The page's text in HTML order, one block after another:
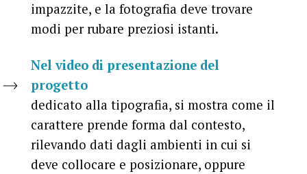
impazzite, e la fotografia deve trovare
modi per rubare preziosi istanti.
Nel video di presentazione del
progetto
dedicato alla tipografia, si mostra come il
carattere prende forma dal contesto,
rilevando dati dagli ambienti in cui si
deve collocare e posizionare, oppure